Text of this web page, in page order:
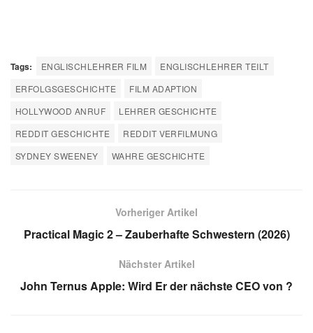
Tags: ENGLISCHLEHRER FILM
ENGLISCHLEHRER TEILT
ERFOLGSGESCHICHTE
FILM ADAPTION
HOLLYWOOD ANRUF
LEHRER GESCHICHTE
REDDIT GESCHICHTE
REDDIT VERFILMUNG
SYDNEY SWEENEY
WAHRE GESCHICHTE
Vorheriger Artikel
Practical Magic 2 – Zauberhafte Schwestern (2026)
Nächster Artikel
John Ternus Apple: Wird Er der nächste CEO von ?